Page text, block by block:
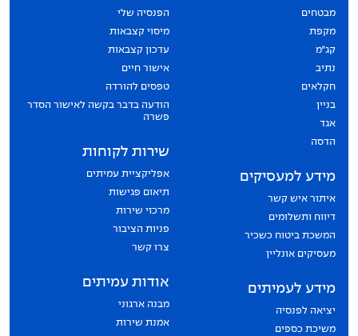
מבטחים
מקפת
קג״מ
נתיב
חקלאים
בניין
אגד
הדסה
מידע למעסיקים
איתור איש קשר
דיווח ותשלומים
המשכת ביטוח כשכיר
מעסיקים אונליין
מידע לעמיתים
יציאה לפנסיה
משיכת כספים
הפנסיה שלי
מיסוי קצבאות
עדכון קצבאות
אישור חיים
טפסים להורדה
הודעה בדבר בקשה לאישור הסדר
פשרה
שירות לקוחות
אפליקציית עמיתים
תיאום פגישות
מרכזי שירות
פניות הציבור
צרו קשר
אודות עמיתים
מבנה ארגוני
אמנת שירות